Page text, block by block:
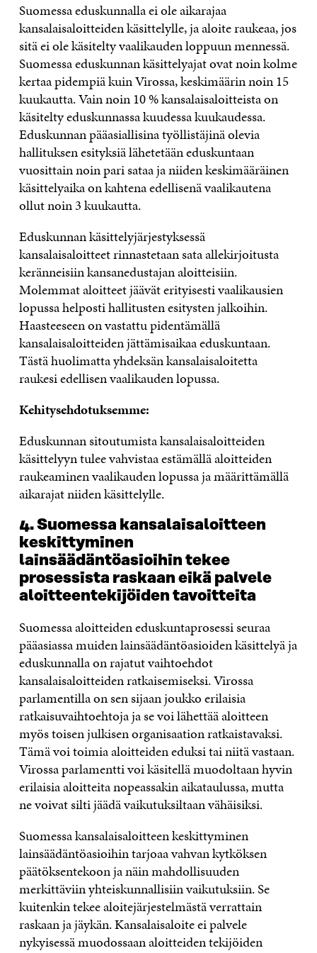
Suomessa eduskunnalla ei ole aikarajaa
kansalaisaloitteiden käsittelylle, ja aloite raukeaa, jos
sitä ei ole käsitelty vaalikauden loppuun mennessä.
Suomessa eduskunnan käsittelyajat ovat noin kolme
kertaa pidempiä kuin Virossa, keskimäärin noin 15
kuukautta. Vain noin 10 % kansalaisaloitteista on
käsitelty eduskunnassa kuudessa kuukaudessa.
Eduskunnan pääasiallisina työllistäjinä olevia
hallituksen esityksiä lähetetään eduskuntaan
vuosittain noin pari sataa ja niiden keskimääräinen
käsittelyaika on kahtena edellisenä vaalikautena
ollut noin 3 kuukautta.
Eduskunnan käsittelyjärjestyksessä
kansalaisaloitteet rinnastetaan sata allekirjoitusta
keränneisiin kansanedustajan aloitteisiin.
Molemmat aloitteet jäävät erityisesti vaalikausien
lopussa helposti hallitusten esitysten jalkoihin.
Haasteeseen on vastattu pidentämällä
kansalaisaloitteiden jättämisaikaa eduskuntaan.
Tästä huolimatta yhdeksän kansalaisaloitetta
raukesi edellisen vaalikauden lopussa.
Kehitysehdotuksemme:
Eduskunnan sitoutumista kansalaisaloitteiden
käsittelyyn tulee vahvistaa estämällä aloitteiden
raukeaminen vaalikauden lopussa ja määrittämällä
aikarajat niiden käsittelylle.
4. Suomessa kansalaisaloitteen
keskittyminen
lainsäädäntöasioihin tekee
prosessista raskaan eikä palvele
aloitteentekijöiden tavoitteita
Suomessa aloitteiden eduskuntaprosessi seuraa
pääasiassa muiden lainsäädäntöasioiden käsittelyä ja
eduskunnalla on rajatut vaihtoehdot
kansalaisaloitteiden ratkaisemiseksi. Virossa
parlamentilla on sen sijaan joukko erilaisia
ratkaisuvaihtoehtoja ja se voi lähettää aloitteen
myös toisen julkisen organisaation ratkaistavaksi.
Tämä voi toimia aloitteiden eduksi tai niitä vastaan.
Virossa parlamentti voi käsitellä muodoltaan hyvin
erilaisia aloitteita nopeassakin aikataulussa, mutta
ne voivat silti jäädä vaikutuksiltaan vähäisiksi.
Suomessa kansalaisaloitteen keskittyminen
lainsäädäntöasioihin tarjoaa vahvan kytköksen
päätöksentekoon ja näin mahdollisuuden
merkittäviin yhteiskunnallisiin vaikutuksiin. Se
kuitenkin tekee aloitejärjestelmästä verrattain
raskaan ja jäykän. Kansalaisaloite ei palvele
nykyisessä muodossaan aloitteiden tekijöiden